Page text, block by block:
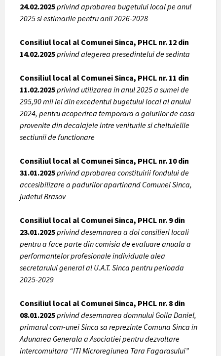
24.02.2025privind aprobarea bugetului local pe anul
2025 si estimarile pentru anii 2026-2028
Consiliul local al Comunei Sinca, PHCL nr. 12 din
14.02.2025privind alegerea presedintelui de sedinta
Consiliul local al Comunei Sinca, PHCL nr. 11 din
11.02.2025privind utilizarea in anul 2025 a sumei de
295,90 mii lei din excedentul bugetului local al anului
2024, pentru acoperirea temporara a golurilor de casa
provenite din decalajele intre veniturile si cheltuielile
sectiunii de functionare
Consiliul local al Comunei Sinca, PHCL nr. 10 din
31.01.2025privindaprobarea constituirii fondului de
accesibilizare a padurilor apartinand Comunei Sinca,
judetul Brasov
Consiliul local al Comunei Sinca, PHCL nr. 9 din
23.01.2025privind desemnarea a doi consilieri locali
pentru a face parte din comisia de evaluare anuala a
performantelor profesionale individuale alea
secretarului general al U.A.T. Sinca pentru perioada
2025-2029
Consiliul local al Comunei Sinca, PHCL nr. 8 din
08.01.2025privind desemnarea domnului Goila Daniel,
primarul com-unei Sinca sa reprezinte Comuna Sinca in
Adunarea Generala a Asociatiei pentru dezvoltare
intercomuitara “ITI Microregiunea Tara Fagarasului”